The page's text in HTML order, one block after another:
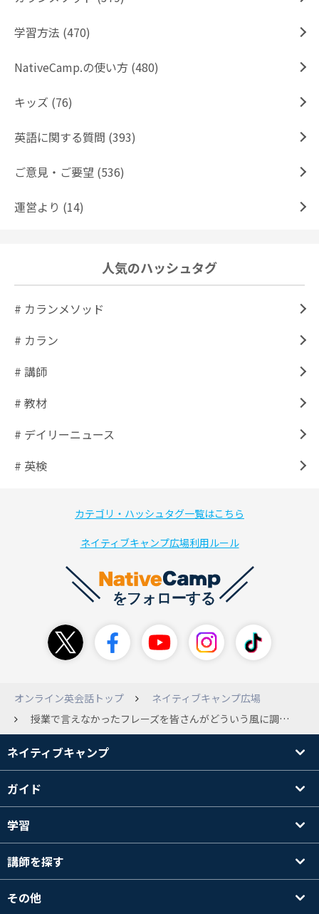
学習方法 (470)
NativeCamp.の使い方 (480)
キッズ (76)
英語に関する質問 (393)
ご意見・ご要望 (536)
運営より (14)
人気のハッシュタグ
# カランメソッド
# カラン
# 講師
# 教材
# デイリーニュース
# 英検
カテゴリ・ハッシュタグ一覧はこちら
ネイティブキャンプ広場利用ルール
オンライン英会話トップ
ネイティブキャンプ広場
授業で言えなかったフレーズを皆さんがどういう風に調べてるか知りたいです。Google翻訳とかは良くないんですかね…？
ネイティブキャンプ
ガイド
学習
講師を探す
その他